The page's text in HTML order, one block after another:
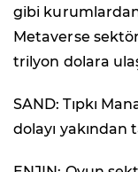
gibi kurumlardan
Metaverse
trilyon dolara
SAND: Tıpkı
dolayı yakından